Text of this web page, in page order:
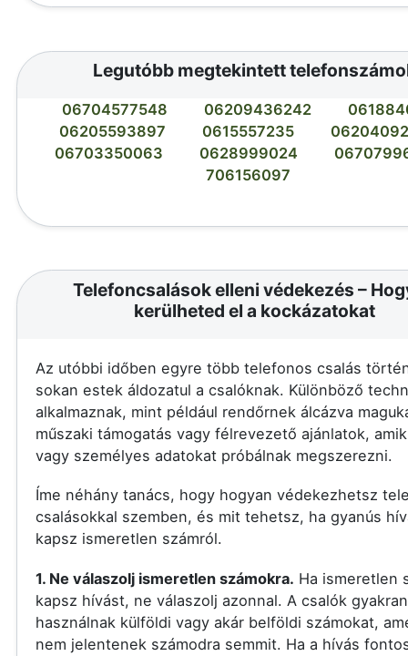
Legutóbb megtekintett
06704577548 06209436242
06205593897
0615557235
06703350063
0628999024
706156097
Telefoncsalások elleni védekezés –
kerülheted el a kockázatokat
Az utóbbi időben egyre több telefonos csalás
sokan estek áldozatul a csalóknak. Különböző
alkalmaznak, mint például rendőrnek álcázva
műszaki támogatás vagy félrevezető ajánlatok,
vagy személyes adatokat próbálnak megszerezni.
Íme néhány tanács, hogy hogyan védekezhetsz
csalásokkal szemben, és mit tehetsz, ha gyanús
kapsz ismeretlen számról.
1. Ne válaszolj ismeretlen számokra. Ha ismeretlen
kapsz hívást, ne válaszolj azonnal. A csalók gyakran
használnak külföldi vagy akár belföldi számokat,
nem jelentenek számodra semmit. Ha a hívás